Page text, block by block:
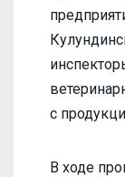
с
В ходе